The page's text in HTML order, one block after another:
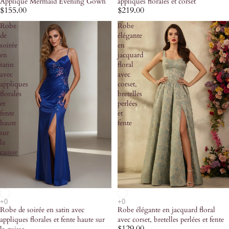
$155.00 $219.00
Robe
de
soirée
en
satin
avec
appliques
florales
et
fente
haute
sur
la
cuisse
Robe de soirée en satin avec
appliques florales et fente haute sur
Robe
élégante
en
jacquard
floral
avec
corset,
bretelles
perlées
et
fente
Robe élégante en jacquard floral
avec corset, bretelles perlées et fente